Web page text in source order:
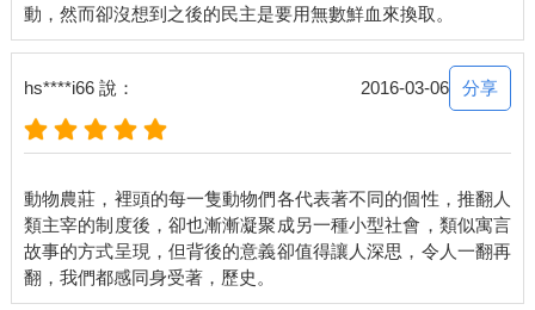
hs****i66 說： 2016-03-06 分享
動物農莊，裡頭的每一隻動物們各代表著不同的個性，推翻人
類主宰的制度後，卻也漸漸凝聚成另一種小型社會，類似寓言
故事的方式呈現，但背後的意義卻值得讓人深思，令人一翻再